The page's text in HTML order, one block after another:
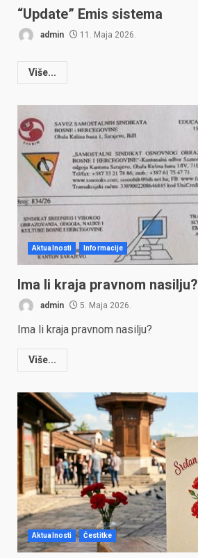
“Update” Emis sistema
admin 11. Maja 2026.
Više...
Aktualnosti Informacije
Ima li kraja pravnom nasilju?
admin 5. Maja 2026.
Ima li kraja pravnom nasilju?
Više...
Aktualnosti Čestitke